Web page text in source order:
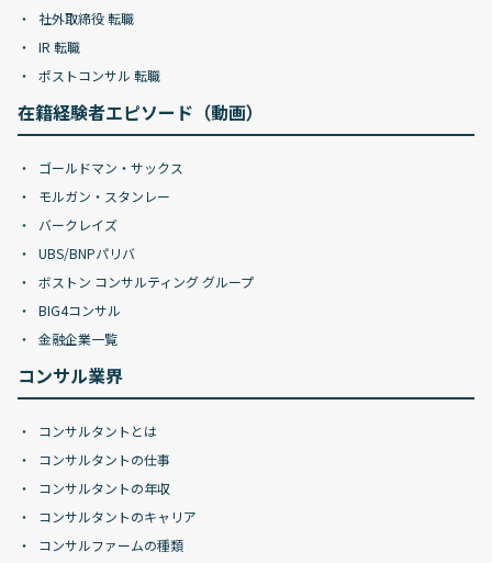
社外取締役 転職
IR 転職
ポストコンサル 転職
在籍経験者エピソード（動画）
ゴールドマン・サックス
モルガン・スタンレー
バークレイズ
UBS/BNPパリバ
ボストン コンサルティング グループ
BIG4コンサル
金融企業一覧
コンサル業界
コンサルタントとは
コンサルタントの仕事
コンサルタントの年収
コンサルタントのキャリア
コンサルファームの種類